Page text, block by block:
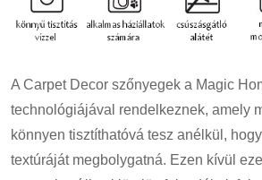
A Carpet Decor szőnyegek a Magic
technológiájával rendelkeznek, amely
könnyen tisztíthatóvá tesz anélkül,
textúráját megbolygatná. Ezen kívül